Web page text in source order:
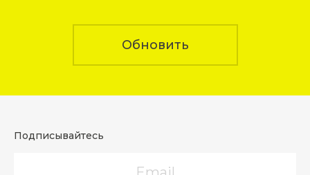
Обновить
Подписывайтесь